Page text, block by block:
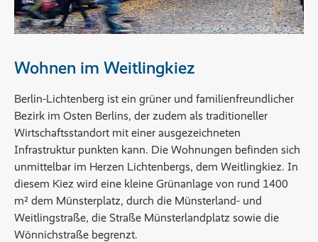
Wohnen im Weitlingkiez
Berlin-Lichtenberg ist ein grüner und familienfreundlicher
Bezirk im Osten Berlins, der zudem als traditioneller
Wirtschaftsstandort mit einer ausgezeichneten
Infrastruktur punkten kann. Die Wohnungen befinden sich
unmittelbar im Herzen Lichtenbergs, dem Weitlingkiez. In
diesem Kiez wird eine kleine Grünanlage von rund 1400
m² dem Münsterplatz, durch die Münsterland- und
Weitlingstraße, die Straße Münsterlandplatz sowie die
Wönnichstraße begrenzt.